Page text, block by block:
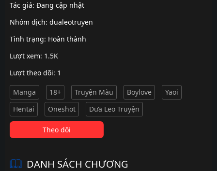
Tác giả: Đang cập nhật
Nhóm dịch: dualeotruyen
Tình trạng: Hoàn thành
Lượt xem: 1.5K
Lượt theo dõi: 1
Manga 18+ Truyện Màu Boylove
Yaoi
Hentai
Oneshot Dưa Leo Truyện
Theo dõi
DANH SÁCH CHƯƠNG